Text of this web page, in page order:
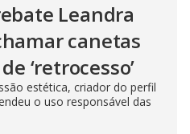
Leandra
canetas
‘retrocesso’
estética, criador do perfil
o uso responsável das